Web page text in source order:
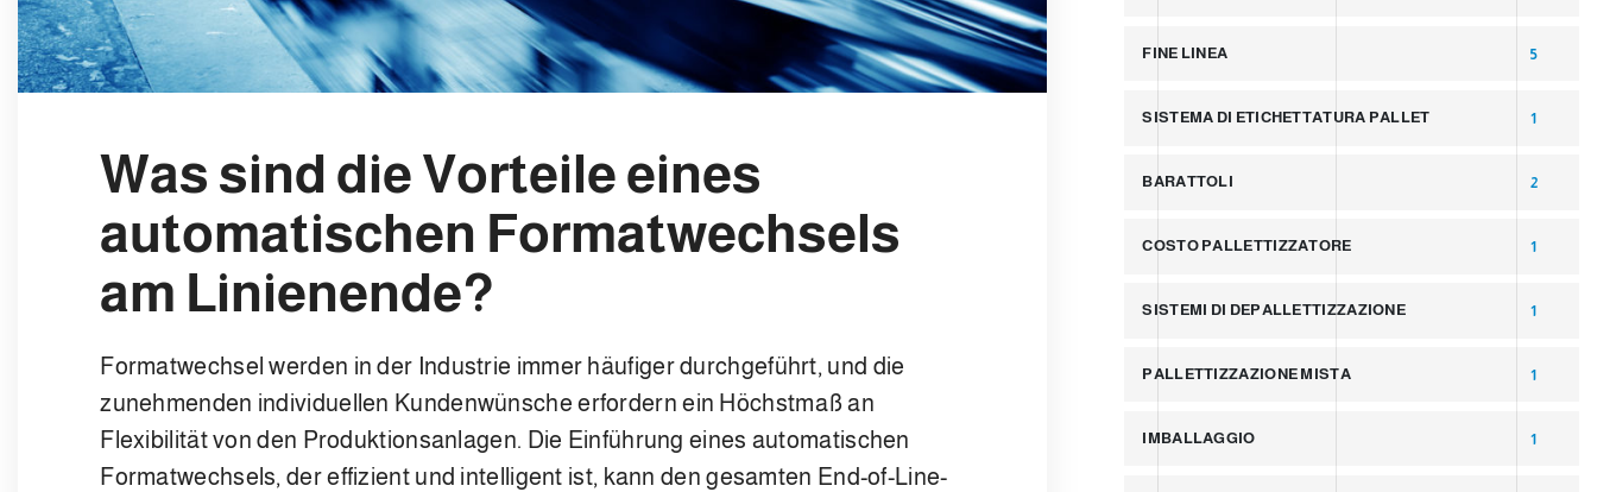
Was sind die Vorteile eines
automatischen Formatwechsels
am Linienende?
Formatwechsel werden in der Industrie immer häufiger durchgeführt, und die
zunehmenden individuellen Kundenwünsche erfordern ein Höchstmaß an
Flexibilität von den Produktionsanlagen. Die Einführung eines automatischen
Formatwechsels, der effizient und intelligent ist, kann den gesamten End-of-Line-
FINE LINEA 5
SISTEMA DI ETICHETTATURA PALLET 1
BARATTOLI 2
COSTO PALLETTIZZATORE 1
SISTEMI DI DEPALLETTIZZAZIONE 1
PALLETTIZZAZIONE MISTA 1
IMBALLAGGIO 1